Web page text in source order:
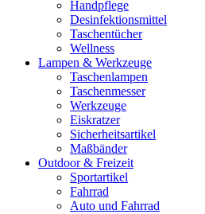
Handpflege
Desinfektionsmittel
Taschentücher
Wellness
Lampen & Werkzeuge
Taschenlampen
Taschenmesser
Werkzeuge
Eiskratzer
Sicherheitsartikel
Maßbänder
Outdoor & Freizeit
Sportartikel
Fahrrad
Auto und Fahrrad